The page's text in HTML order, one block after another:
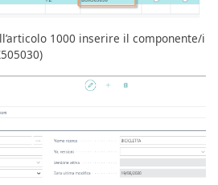
1000 inserire il componente/i